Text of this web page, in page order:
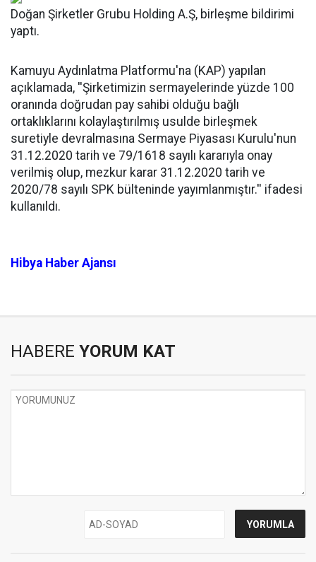
Doğan Şirketler Grubu Holding A.Ş, birleşme bildirimi
yaptı.
Kamuyu Aydınlatma Platformu'na (KAP) yapılan
açıklamada, ''Şirketimizin sermayelerinde yüzde 100
oranında doğrudan pay sahibi olduğu bağlı
ortaklıklarını kolaylaştırılmış usulde birleşmek
suretiyle devralmasına Sermaye Piyasası Kurulu'nun
31.12.2020 tarih ve 79/1618 sayılı kararıyla onay
verilmiş olup, mezkur karar 31.12.2020 tarih ve
2020/78 sayılı SPK bülteninde yayımlanmıştır.'' ifadesi
kullanıldı.
Hibya Haber Ajansı
HABERE YORUM KAT